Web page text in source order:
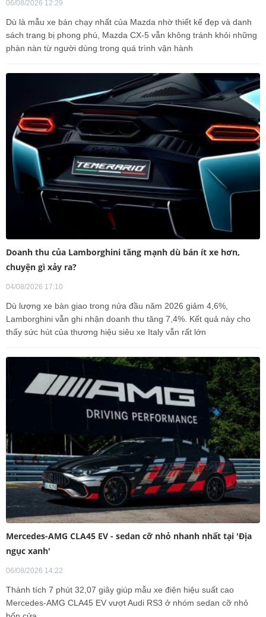
06/08/2026 12:29
Dù là mẫu xe bán chạy nhất của Mazda nhờ thiết kế đẹp và danh
sách trang bị phong phú, Mazda CX-5 vẫn không tránh khỏi những
phàn nàn từ người dùng trong quá trình vận hành
Doanh thu của Lamborghini tăng mạnh dù bán ít xe hơn,
chuyện gì xảy ra?
04/08/2026 17:10
Dù lượng xe bàn giao trong nửa đầu năm 2026 giảm 4,6%,
Lamborghini vẫn ghi nhận doanh thu tăng 7,4%. Kết quả này cho
thấy sức hút của thương hiệu siêu xe Italy vẫn rất lớn
Mercedes-AMG CLA45 EV - sedan cỡ nhỏ nhanh nhất tại 'Địa
ngục xanh'
06/08/2026 14:22
Thành tích 7 phút 32,07 giây giúp mẫu xe điện hiệu suất cao
Mercedes-AMG CLA45 EV vượt Audi RS3 ở nhóm sedan cỡ nhỏ